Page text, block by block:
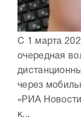
С 1 марта
очередная
через
«РИА
к...